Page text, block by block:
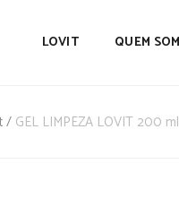
LOVIT QUEM
/ GEL LIMPEZA LOVIT 200 ml